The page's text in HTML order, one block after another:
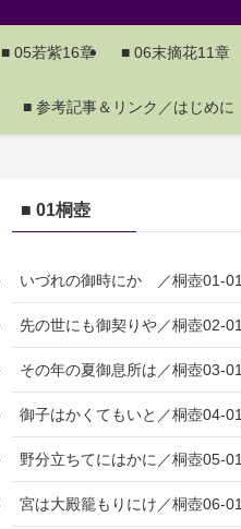
■ 05若紫16章 ■ 06末摘花11章
■ 参考記事＆リンク／はじめに
■ 01桐壺
いづれの御時にか ／桐壺01-01
先の世にも御契りや／桐壺02-01
その年の夏御息所は／桐壺03-01
御子はかくてもいと／桐壺04-01
野分立ちてにはかに／桐壺05-01
宮は大殿籠もりにけ／桐壺06-01